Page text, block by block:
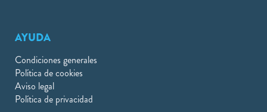
AYUDA
Condiciones generales
Política de cookies
Aviso legal
Política de privacidad